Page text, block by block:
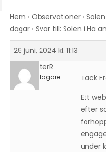
Hem › Observationer › Solen
dagar › Svar till: Solen i Ha
29 juni, 2024 kl. 11:13
PeterR
Deltagare
Tack
Ett
efter
under